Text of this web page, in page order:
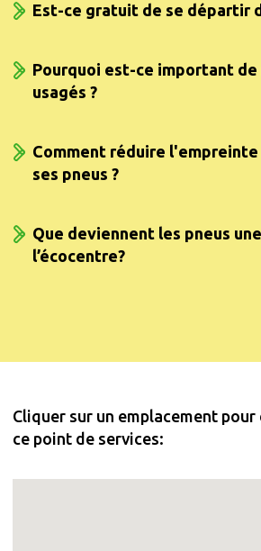
Est-ce gratuit de se départir
Pourquoi est-ce important de
usagés ?
https://www.recyc-
quebec.gouv.qc.ca/sites/default/
pneus-2021-2026.pdf
Comment réduire
ses pneus ?
Que deviennent les pneus
l’écocentre?
Cliquer sur un emplacement
ce point de services: